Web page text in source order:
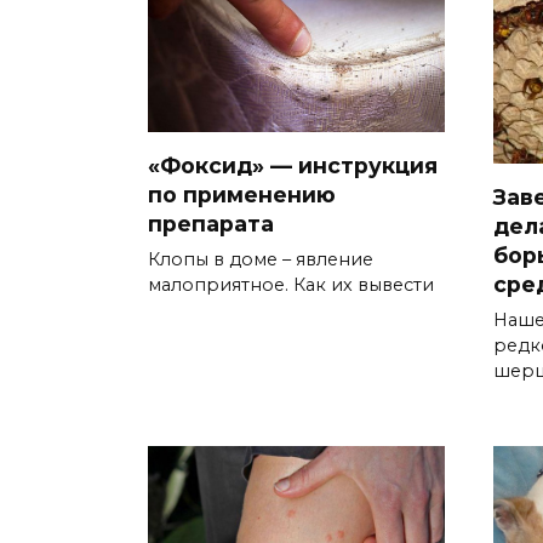
«Фоксид» — инструкция
по применению
препарата
Клопы в доме – явление
малоприятное. Как их вывести